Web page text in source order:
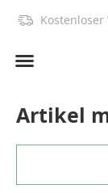
Kostenloser
Artikel